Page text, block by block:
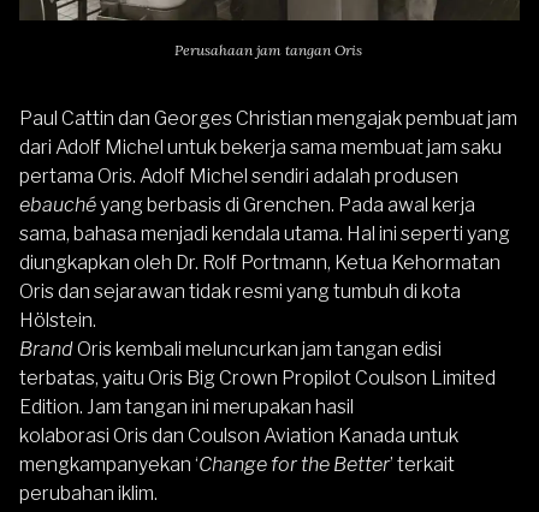
Perusahaan jam tangan Oris
Paul Cattin dan Georges Christian mengajak pembuat jam
dari Adolf Michel untuk bekerja sama membuat jam saku
pertama Oris. Adolf Michel sendiri adalah produsen
ebauchéyang berbasis di Grenchen. Pada awal kerja
sama, bahasa menjadi kendala utama. Hal ini seperti yang
diungkapkan oleh Dr. Rolf Portmann, Ketua Kehormatan
Oris dan sejarawan tidak resmi yang tumbuh di kota
Hölstein.
BrandOris kembali meluncurkan jam tangan edisi
terbatas, yaitu Oris Big Crown Propilot Coulson Limited
Edition. Jam tangan ini merupakan hasil
kolaborasi Orisdan Coulson Aviation Kanada untuk
mengkampanyekan ‘Change for the Better’ terkait
perubahan iklim.